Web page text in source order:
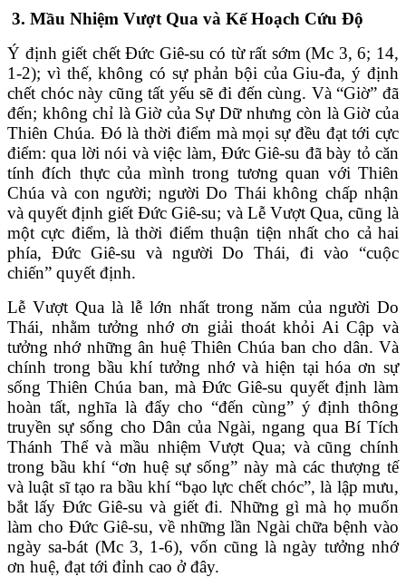
3. Mầu Nhiệm Vượt Qua và Kế Hoạch Cứu Độ
Ý định giết chết Đức Giê-su có từ rất sớm (Mc 3, 6; 14,
1-2); vì thế, không có sự phản bội của Giu-đa, ý định
chết chóc này cũng tất yếu sẽ đi đến cùng. Và “Giờ” đã
đến; không chỉ là Giờ của Sự Dữ nhưng còn là Giờ của
Thiên Chúa. Đó là thời điểm mà mọi sự đều đạt tới cực
điểm: qua lời nói và việc làm, Đức Giê-su đã bày tỏ căn
tính đích thực của mình trong tương quan với Thiên
Chúa và con người; người Do Thái không chấp nhận
và quyết định giết Đức Giê-su; và Lễ Vượt Qua, cũng là
một cực điểm, là thời điểm thuận tiện nhất cho cả hai
phía, Đức Giê-su và người Do Thái, đi vào “cuộc
chiến” quyết định.
Lễ Vượt Qua là lễ lớn nhất trong năm của người Do
Thái, nhằm tưởng nhớ ơn giải thoát khỏi Ai Cập và
tưởng nhớ những ân huệ Thiên Chúa ban cho dân. Và
chính trong bầu khí tưởng nhớ và hiện tại hóa ơn sự
sống Thiên Chúa ban, mà Đức Giê-su quyết định làm
hoàn tất, nghĩa là đẩy cho “đến cùng” ý định thông
truyền sự sống cho Dân của Ngài, ngang qua Bí Tích
Thánh Thể và mầu nhiệm Vượt Qua; và cũng chính
trong bầu khí “ơn huệ sự sống” này mà các thượng tế
và luật sĩ tạo ra bầu khí “bạo lực chết chóc”, là lập mưu,
bắt lấy Đức Giê-su và giết đi. Những gì mà họ muốn
làm cho Đức Giê-su, về những lần Ngài chữa bệnh vào
ngày sa-bát (Mc 3, 1-6), vốn cũng là ngày tưởng nhớ
ơn huệ, đạt tới đỉnh cao ở đây.